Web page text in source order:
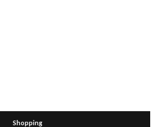
Shopping